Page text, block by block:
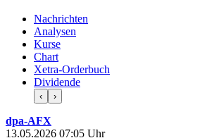
Nachrichten
Analysen
Kurse
Chart
Xetra-Orderbuch
Dividende
‹ ›
dpa-AFX
13.05.2026 07:05 Uhr